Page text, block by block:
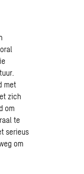
met
zich
om
te
serieus
om